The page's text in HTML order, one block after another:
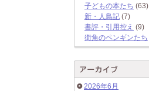
子どもの本たち (63)
新・人鳥記 (7)
書評・引用控え (9)
街角のペンギンたち
2026年6月